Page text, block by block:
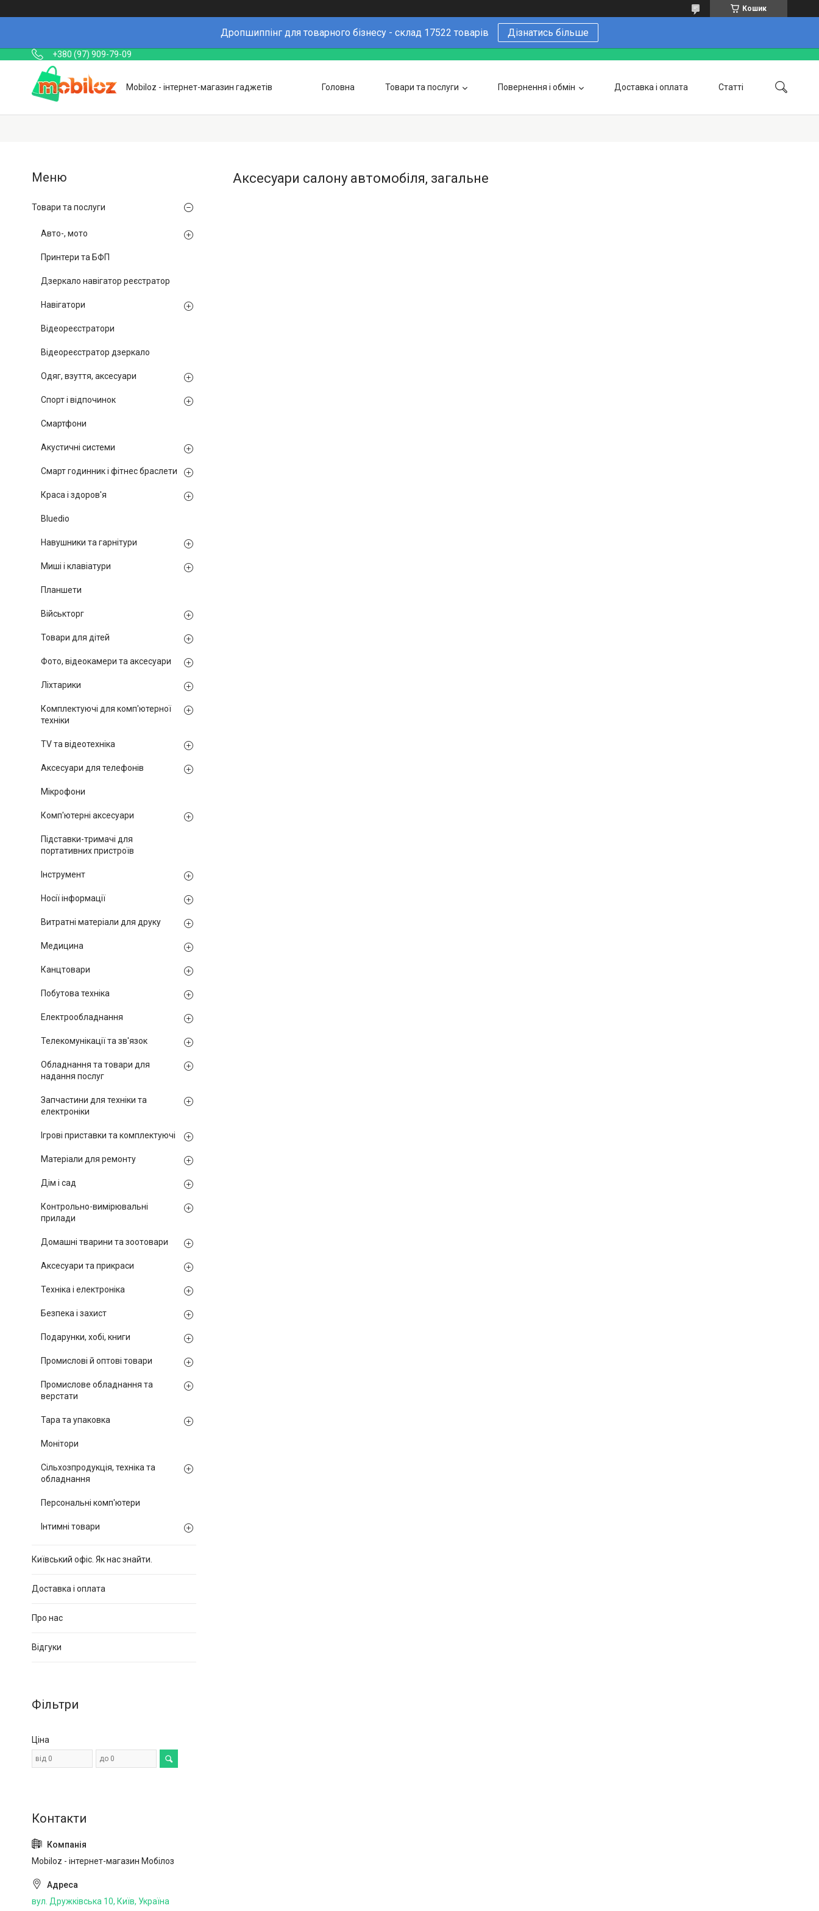
Кошик
Дропшиппінг для товарного бізнесу - склад 17522 товарів Дізнатись більше
+380 (97) 909-79-09
Mobiloz - інтернет-магазин гаджетів Головна Товари та послуги Повернення і обмін Доставка і оплата Статті
Аксесуари салону автомобіля, загальне
Товари та послуги
Авто-, мото
Принтери та БФП
Дзеркало навігатор реєстратор
Навігатори
Відеореєстратори
Відеореєстратор дзеркало
Одяг, взуття, аксесуари
Спорт і відпочинок
Смартфони
Акустичні системи
Смарт годинник і фітнес браслети
Краса і здоров'я
Bluedio
Навушники та гарнітури
Миші і клавіатури
Планшети
Військторг
Товари для дітей
Фото, відеокамери та аксесуари
Ліхтарики
Комплектуючі для комп'ютерної
техніки
TV та відеотехніка
Аксесуари для телефонів
Мікрофони
Комп'ютерні аксесуари
Підставки-тримачі для
портативних пристроїв
Інструмент
Носії інформації
Витратні матеріали для друку
Медицина
Канцтовари
Побутова техніка
Електрообладнання
Телекомунікації та зв'язок
Обладнання та товари для
надання послуг
Запчастини для техніки та
електроніки
Ігрові приставки та комплектуючі
Матеріали для ремонту
Дім і сад
Контрольно-вимірювальні
прилади
Домашні тварини та зоотовари
Аксесуари та прикраси
Техніка і електроніка
Безпека і захист
Подарунки, хобі, книги
Промислові й оптові товари
Промислове обладнання та
верстати
Тара та упаковка
Монітори
Сільхозпродукція, техніка та
обладнання
Персональні комп'ютери
Інтимні товари
Київський офіс. Як нас знайти.
Доставка і оплата
Про нас
Відгуки
Фільтри
Ціна
Mobiloz - інтернет-магазин Мобілоз
вул. Дружківська 10, Київ, Україна